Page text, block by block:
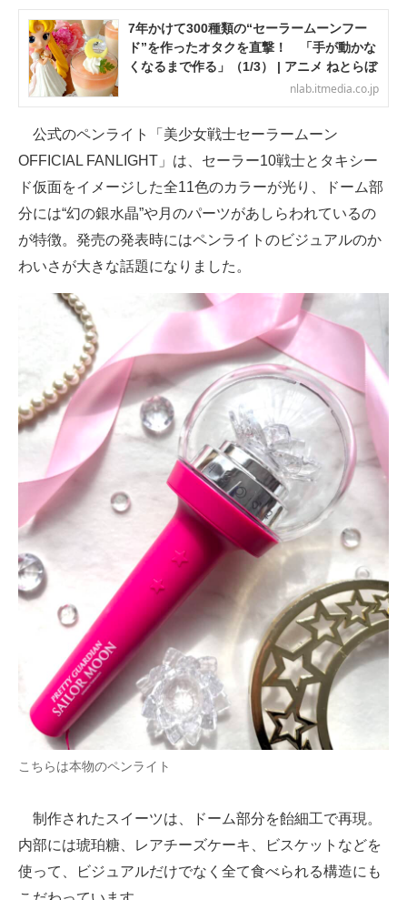
7年かけて300種類の“セーラームーンフー
ド”を作ったオタクを直撃！ 「手が動かな
くなるまで作る」（1/3） | アニメ ねとらぼ
nlab.itmedia.co.jp
公式のペンライト「美少女戦士セーラームーン
OFFICIAL FANLIGHT」は、セーラー10戦士とタキシー
ド仮面をイメージした全11色のカラーが光り、ドーム部
分には“幻の銀水晶”や月のパーツがあしらわれているの
が特徴。発売の発表時にはペンライトのビジュアルのか
わいさが大きな話題になりました。
こちらは本物のペンライト
制作されたスイーツは、ドーム部分を飴細工で再現。
内部には琥珀糖、レアチーズケーキ、ビスケットなどを
使って、ビジュアルだけでなく全て食べられる構造にも